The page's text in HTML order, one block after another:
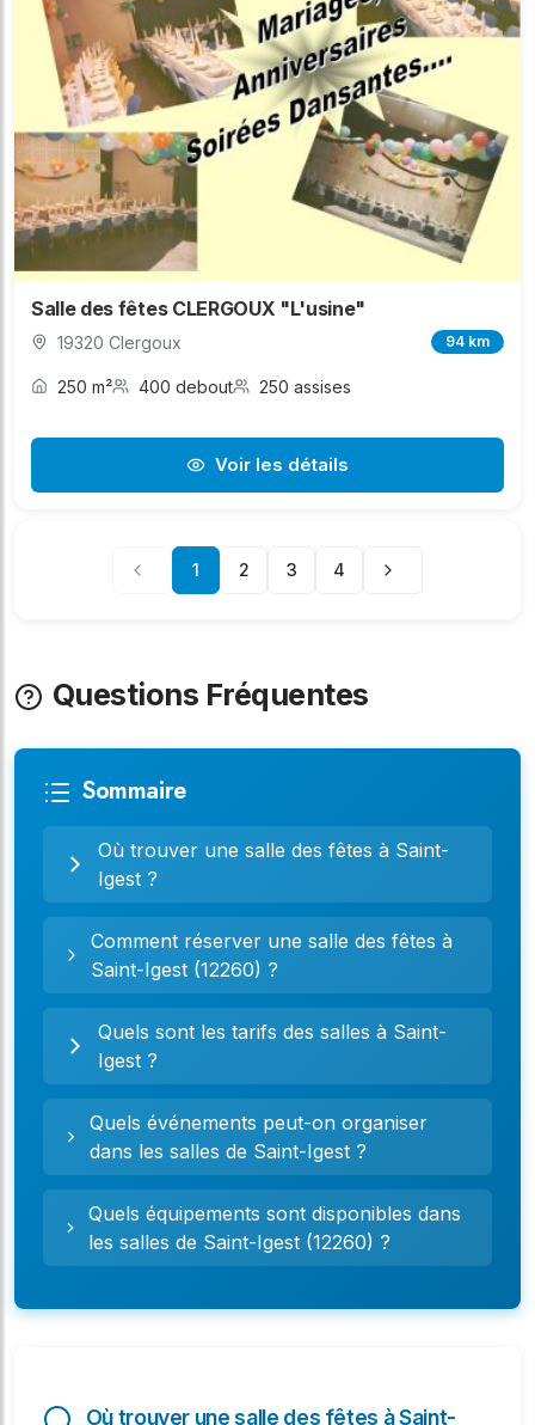
Salle des fêtes CLERGOUX "L'usine"
19320 Clergoux 94 km
250 m² 400 debout 250 assises
Voir les détails
1 2 3 4
Questions Fréquentes
Sommaire
Où trouver une salle des fêtes à Saint-
Igest ?
Comment réserver une salle des fêtes à
Saint-Igest (12260) ?
Quels sont les tarifs des salles à Saint-
Igest ?
Quels événements peut-on organiser
dans les salles de Saint-Igest ?
Quels équipements sont disponibles dans
les salles de Saint-Igest (12260) ?
Où trouver une salle des fêtes à Saint-